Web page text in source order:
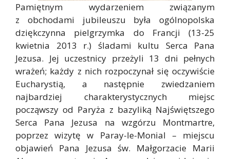
Pamiętnym wydarzeniem związanym
z obchodami jubileuszu była ogólnopolska
dziękczynna pielgrzymka do Francji (13-25
kwietnia 2013 r.) śladami kultu Serca Pana
Jezusa. Jej uczestnicy przeżyli 13 dni pełnych
wrażeń; każdy z nich rozpoczynał się oczywiście
Eucharystią, a następnie zwiedzaniem
najbardziej charakterystycznych miejsc
począwszy od Paryża z bazyliką Najświętszego
Serca Pana Jezusa na wzgórzu Montmartre,
poprzez wizytę w Paray-le-Monial – miejscu
objawień Pana Jezusa św. Małgorzacie Marii